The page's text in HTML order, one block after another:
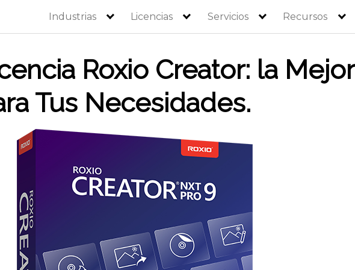
Industrias Licencias Servicios Recursos
Roxio Creator: la Mejor
Tus Necesidades.